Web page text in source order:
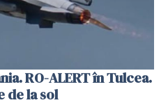
RO-ALERT în Tulcea.
de la sol